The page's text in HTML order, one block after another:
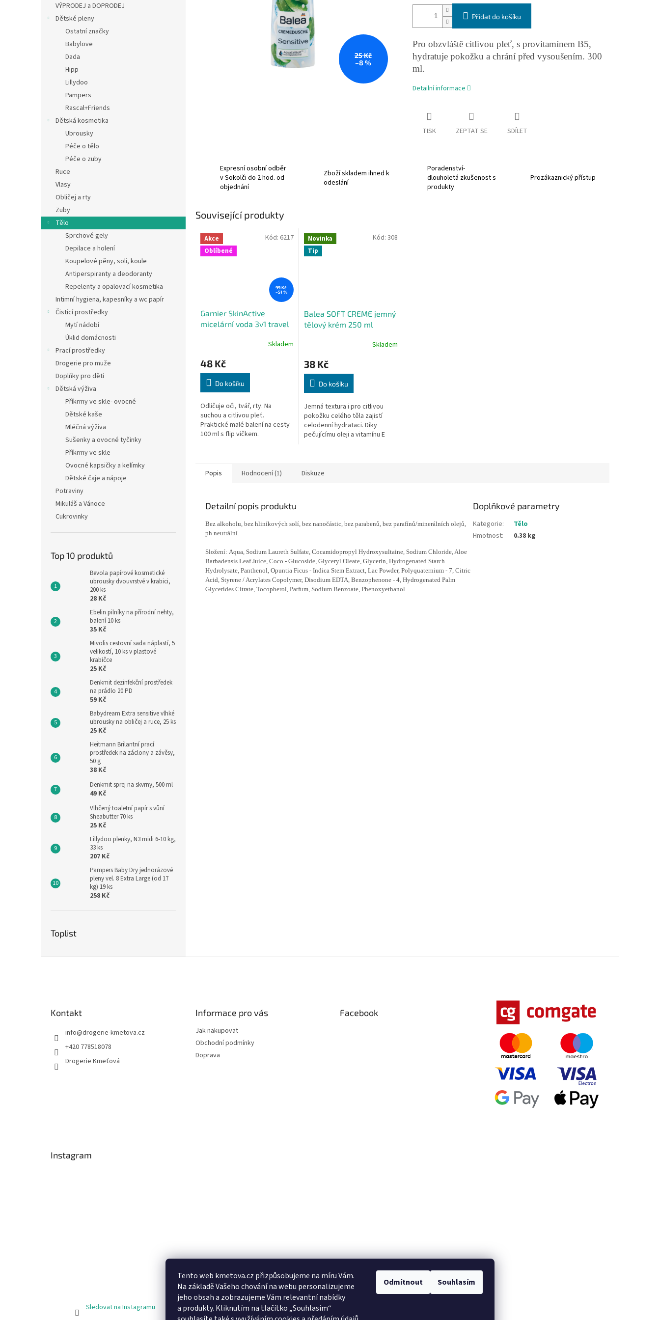
Tento web kmetova.cz přizpůsobujeme na míru Vám.
Na základě Vašeho chování na webu personalizujeme
jeho obsah a zobrazujeme Vám relevantní nabídky
a produkty. Kliknutím na tlačítko „Souhlasím“
Odmítnout Souhlasím
VÝPRODEJ a DOPRODEJ
Dětské pleny
Ostatní značky
Babylove
Dada
Hipp
Lillydoo
Pampers
Rascal+Friends
Dětská kosmetika
Ubrousky
Péče o tělo
Péče o zuby
Ruce
Vlasy
Obličej a rty
Zuby
Tělo
Sprchové gely
Depilace a holení
Koupelové pěny, soli, koule
Antiperspiranty a deodoranty
Repelenty a opalovací kosmetika
Intimní hygiena, kapesníky a wc papír
Čisticí prostředky
Mytí nádobí
Úklid domácnosti
Prací prostředky
Drogerie pro muže
Doplňky pro děti
Dětská výživa
Příkrmy ve skle- ovocné
Dětské kaše
Mléčná výživa
Sušenky a ovocné tyčinky
Příkrmy ve skle
Ovocné kapsičky a kelímky
Dětské čaje a nápoje
Potraviny
Mikuláš a Vánoce
Cukrovinky
Top 10 produktů
Bevola papírové kosmetické
ubrousky dvouvrstvé v krabici,
200 ks
28 Kč
Ebelin pilníky na přírodní nehty,
balení 10 ks
35 Kč
Mivolis cestovní sada náplastí, 5
velikostí, 10 ks v plastové
krabičce
25 Kč
Denkmit dezinfekční prostředek
na prádlo 20 PD
59 Kč
Babydream Extra sensitive vlhké
ubrousky na obličej a ruce, 25 ks
25 Kč
Heitmann Brilantní prací
prostředek na záclony a závěsy,
50 g
38 Kč
Denkmit sprej na skvrny, 500 ml
49 Kč
Vlhčený toaletní papír s vůní
Sheabutter 70 ks
25 Kč
Lillydoo plenky, N3 midi 6-10 kg,
33 ks
207 Kč
Pampers Baby Dry jednorázové
pleny vel. 8 Extra Large (od 17
kg) 19 ks
258 Kč
Toplist
25 Kč
–8 %
Přidat do košíku
Pro obzvláště citlivou pleť, s provitamínem B5,
hydratuje pokožku a chrání před vysoušením. 300
ml.
Detailní informace
TISK ZEPTAT SE SDÍLET
Expresní osobní odběr
v Sokolči do 2 hod. od
objednání
Zboží skladem ihned k
odeslání
Poradenství-
dlouholetá zkušenost s
produkty
Prozákaznický přístup
Související produkty
Akce
Oblíbené
99 Kč
–51 %
Garnier SkinActive
micelární voda 3v1 travel
Skladem
48 Kč
Do košíku
Odličuje oči, tvář, rty. Na
suchou a citlivou pleť.
Praktické malé balení na cesty
100 ml s flip vičkem.
Kód: 6217
Novinka
Tip
Balea SOFT CREME jemný
tělový krém 250 ml
Skladem
38 Kč
Do košíku
Jemná textura i pro citlivou
pokožku celého těla zajistí
celodenní hydrataci. Díky
pečujícímu oleji a vitamínu E
Kód: 308
Popis Hodnocení (1) Diskuze
Detailní popis produktu
Bez alkoholu, bez hliníkových solí, bez nanočástic, bez parabenů, bez parafínů/minerálních olejů,
ph neutrální.
Složení: Aqua, Sodium Laureth Sulfate, Cocamidopropyl Hydroxysultaine, Sodium Chloride, Aloe
Barbadensis Leaf Juice, Coco - Glucoside, Glyceryl Oleate, Glycerin, Hydrogenated Starch
Hydrolysate, Panthenol, Opuntia Ficus - Indica Stem Extract, Lac Powder, Polyquaternium - 7, Citric
Acid, Styrene / Acrylates Copolymer, Disodium EDTA, Benzophenone - 4, Hydrogenated Palm
Glycerides Citrate, Tocopherol, Parfum, Sodium Benzoate, Phenoxyethanol
Doplňkové parametry
Kategorie:
Tělo
Hmotnost: 0.38 kg
Kontakt
info@drogerie-kmetova.cz
+420 778518078
Drogerie Kmeťová
Informace pro vás
Jak nakupovat
Obchodní podmínky
Doprava
Facebook
Instagram
Sledovat na Instagramu